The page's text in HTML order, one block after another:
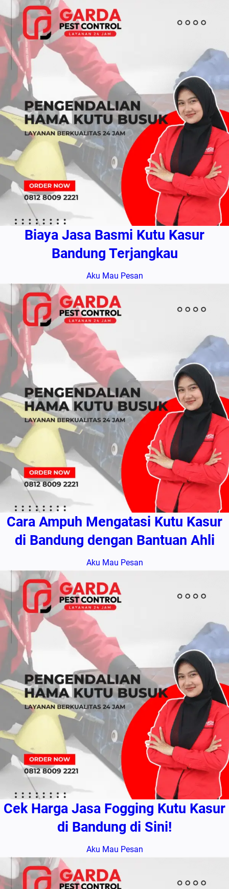
Biaya Jasa Basmi Kutu Kasur
Bandung Terjangkau
Aku Mau Pesan
Cara Ampuh Mengatasi Kutu Kasur
di Bandung dengan Bantuan Ahli
Aku Mau Pesan
Cek Harga Jasa Fogging Kutu Kasur
di Bandung di Sini!
Aku Mau Pesan